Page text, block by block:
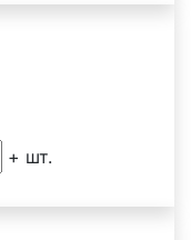
+ шт.